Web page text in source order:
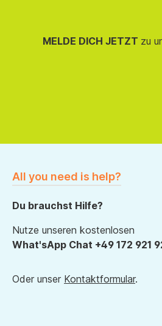
MELDE DICH JETZT zu
All you need is help?
Du brauchst Hilfe?
Nutze unseren kostenlosen
What'sApp Chat +49 172 921
Oder unser Kontaktformular.